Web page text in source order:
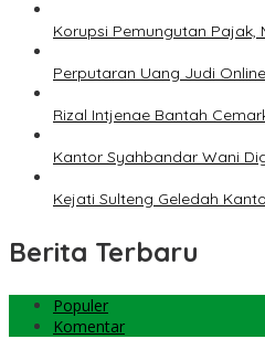
Korupsi Pemungutan
Perputaran Uang Judi
Rizal Intjenae Bantah
Kantor Syahbandar Wani
Kejati Sulteng Geledah
Berita Terbaru
Populer
Komentar